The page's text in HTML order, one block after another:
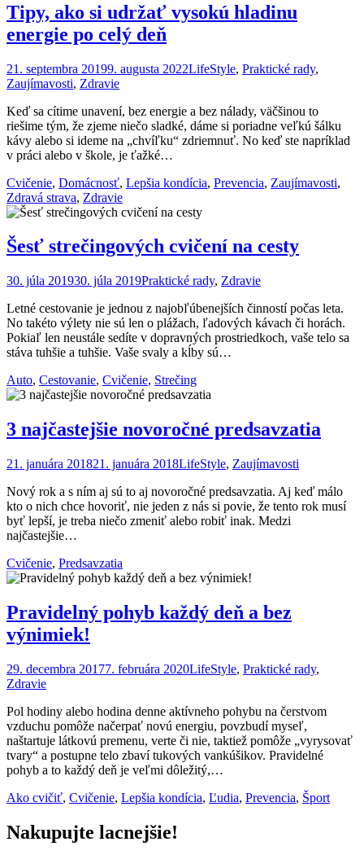
Tipy, ako si udržať vysokú hladinu
energie po celý deň
21. septembra 20199. augusta 2022LifeStyle, Praktické rady,
Zaujímavosti, Zdravie
Keď sa cítime unavení, bez energie a bez nálady, väčšinou to
riešime tým, že zjeme niečo sladké, dáme si poriadne veľkú šálku
kávy alebo si ideme na „chvíľku“ zdriemnuť. No keď ste napríklad
v práci alebo v škole, je ťažké…
Cvičenie, Domácnosť, Lepšia kondícia, Prevencia, Zaujímavosti,
Zdravá strava, Zdravie
Šesť strečingových cvičení na cesty
30. júla 201930. júla 2019Praktické rady, Zdravie
Letné cestovanie je jednou z najobľúbenejších činností počas leta.
No takéto výlety nie sú len o plážach, ľadových kávach či horách.
Pokiaľ len neustále sedíte v dopravných prostriedkoch, vaše telo sa
stáva tuhšie a tuhšie. Vaše svaly a kĺby sú…
Auto, Cestovanie, Cvičenie, Strečing
3 najčastejšie novoročné predsavzatia
21. januára 201821. januára 2018LifeStyle, Zaujímavosti
Nový rok a s ním aj sú to aj novoročné predsavzatia. Aj keď málo
kto o nich chce hovoriť, nie jeden z nás si povie, že tento rok musí
byť lepší, je treba niečo zmeniť alebo robiť inak. Medzi
najčastejšie…
Cvičenie, Predsavzatia
Pravidelný pohyb každý deň a bez
výnimiek!
29. decembra 20177. februára 2020LifeStyle, Praktické rady,
Zdravie
Pol hodiny alebo hodina denne aktívneho pohybu na čerstvom
vzduchu pomôže načerpať novú energiu, povzbudí myseľ,
naštartuje látkovú premenu, verte či nie, taktiež pomôže „vyrysovať
tvary“ a postupne telo zbaví tukových vankúšikov. Pravidelné
pohyb a to každý deň je veľmi dôležitý,…
Ako cvičiť, Cvičenie, Lepšia kondícia, Ľudia, Prevencia, Šport
Nakupujte lacnejšie!